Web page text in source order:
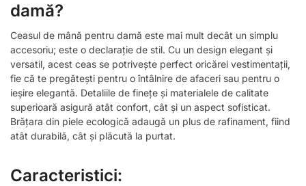
damă?
Ceasul de mână pentru damă este mai mult decât un simplu
accesoriu; este o declarație de stil. Cu un design elegant și
versatil, acest ceas se potrivește perfect oricărei vestimentații,
fie că te pregătești pentru o întâlnire de afaceri sau pentru o
ieșire elegantă. Detaliile de finețe și materialele de calitate
superioară asigură atât confort, cât și un aspect sofisticat.
Brățara din piele ecologică adaugă un plus de rafinament, fiind
atât durabilă, cât și plăcută la purtat.
Caracteristici: